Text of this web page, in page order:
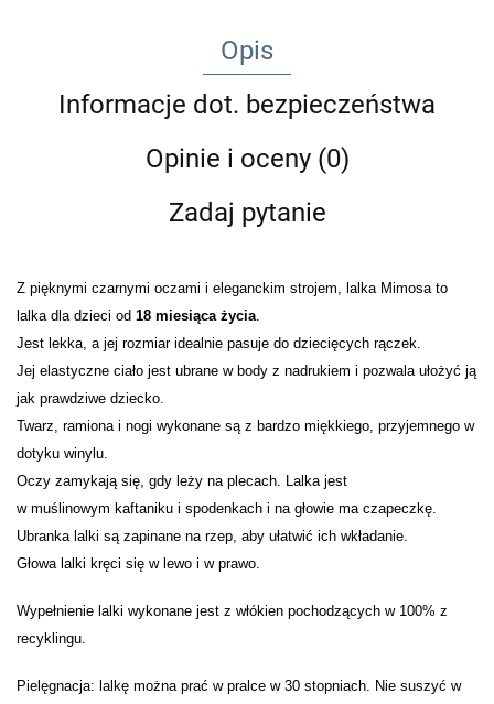
Opis
Informacje dot. bezpieczeństwa
Opinie i oceny (0)
Zadaj pytanie
Z pięknymi czarnymi oczami i eleganckim strojem, lalka Mimosa to
lalka dla dzieci od 18 miesiąca życia.
Jest lekka, a jej rozmiar idealnie pasuje do dziecięcych rączek.
Jej elastyczne ciało jest ubrane w body z nadrukiem i pozwala ułożyć ją
jak prawdziwe dziecko.
Twarz, ramiona i nogi wykonane są z bardzo miękkiego, przyjemnego w
dotyku winylu.
Oczy zamykają się, gdy leży na plecach. Lalka jest
w muślinowym kaftaniku i spodenkach i na głowie ma czapeczkę.
Ubranka lalki są zapinane na rzep, aby ułatwić ich wkładanie.
Głowa lalki kręci się w lewo i w prawo.
Wypełnienie lalki wykonane jest z włókien pochodzących w 100% z
recyklingu.
Pielęgnacja: lalkę można prać w pralce w 30 stopniach. Nie suszyć w